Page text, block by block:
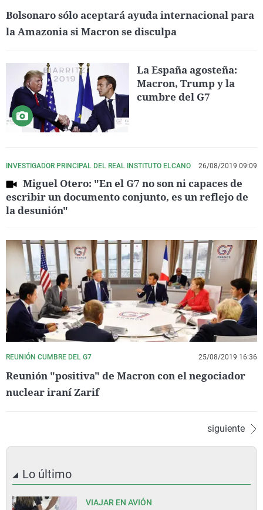
Bolsonaro sólo aceptará ayuda internacional para
la Amazonia si Macron se disculpa
La España agosteña:
Macron, Trump y la
cumbre del G7
INVESTIGADOR PRINCIPAL DEL REAL INSTITUTO ELCANO 26/08/2019 09:09
Miguel Otero: "En el G7 no son ni capaces de
escribir un documento conjunto, es un reflejo de
la desunión"
REUNIÓN CUMBRE DEL G7 25/08/2019 16:36
Reunión "positiva" de Macron con el negociador
nuclear iraní Zarif
siguiente
Lo último
VIAJAR EN AVIÓN